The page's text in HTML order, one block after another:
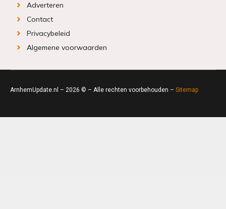
Adverteren
Contact
Privacybeleid
Algemene voorwaarden
ArnhemUpdate.nl – 2026 © – Alle rechten voorbehouden – Sitemap